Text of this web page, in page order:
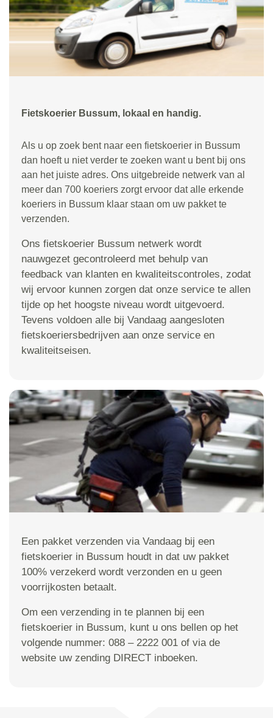
Fietskoerier Bussum, lokaal en handig.
Als u op zoek bent naar een fietskoerier in Bussum
dan hoeft u niet verder te zoeken want u bent bij ons
aan het juiste adres. Ons uitgebreide netwerk van al
meer dan 700 koeriers zorgt ervoor dat alle erkende
koeriers in Bussum klaar staan om uw pakket te
verzenden.
Ons fietskoerier Bussum netwerk wordt
nauwgezet gecontroleerd met behulp van
feedback van klanten en kwaliteitscontroles, zodat
wij ervoor kunnen zorgen dat onze service te allen
tijde op het hoogste niveau wordt uitgevoerd.
Tevens voldoen alle bij Vandaag aangesloten
fietskoeriersbedrijven aan onze service en
kwaliteitseisen.
Een pakket verzenden via Vandaag bij een
fietskoerier in Bussum houdt in dat uw pakket
100% verzekerd wordt verzonden en u geen
voorrijkosten betaalt.
Om een verzending in te plannen bij een
fietskoerier in Bussum, kunt u ons bellen op het
volgende nummer: 088 – 2222 001 of via de
website uw zending DIRECT inboeken.